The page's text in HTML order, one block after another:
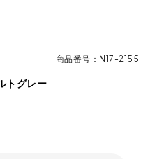
商品番号 N17-2155
トグレー